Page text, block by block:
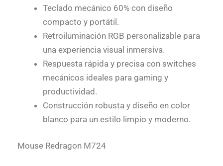
Teclado mecánico 60% con diseño
compacto y portátil.
Retroiluminación RGB personalizable para
una experiencia visual inmersiva.
Respuesta rápida y precisa con switches
mecánicos ideales para gaming y
productividad.
Construcción robusta y diseño en color
blanco para un estilo limpio y moderno.
Mouse Redragon M724